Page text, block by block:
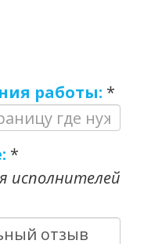
работы: *
*
исполнителей